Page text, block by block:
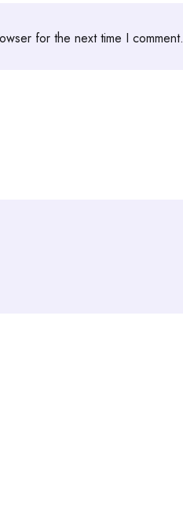
for the next time I comment.